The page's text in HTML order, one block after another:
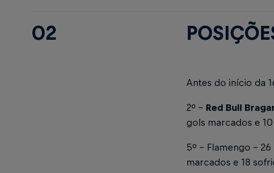
02
Antes do início da
2º - Red Bull
gols marcados e
5º - Flamengo -
marcados e 18